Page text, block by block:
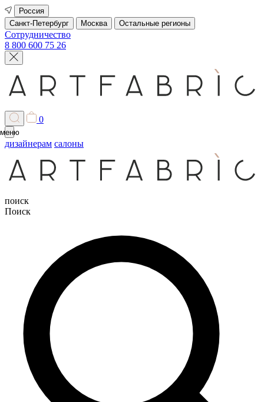
Россия
Санкт-Петербург
Москва Остальные регионы
Сотрудничество
8 800 600 75 26
0
меню
дизайнерам салоны
поиск
Поиск